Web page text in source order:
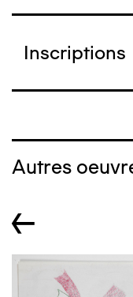
Inscriptions
Autres
←